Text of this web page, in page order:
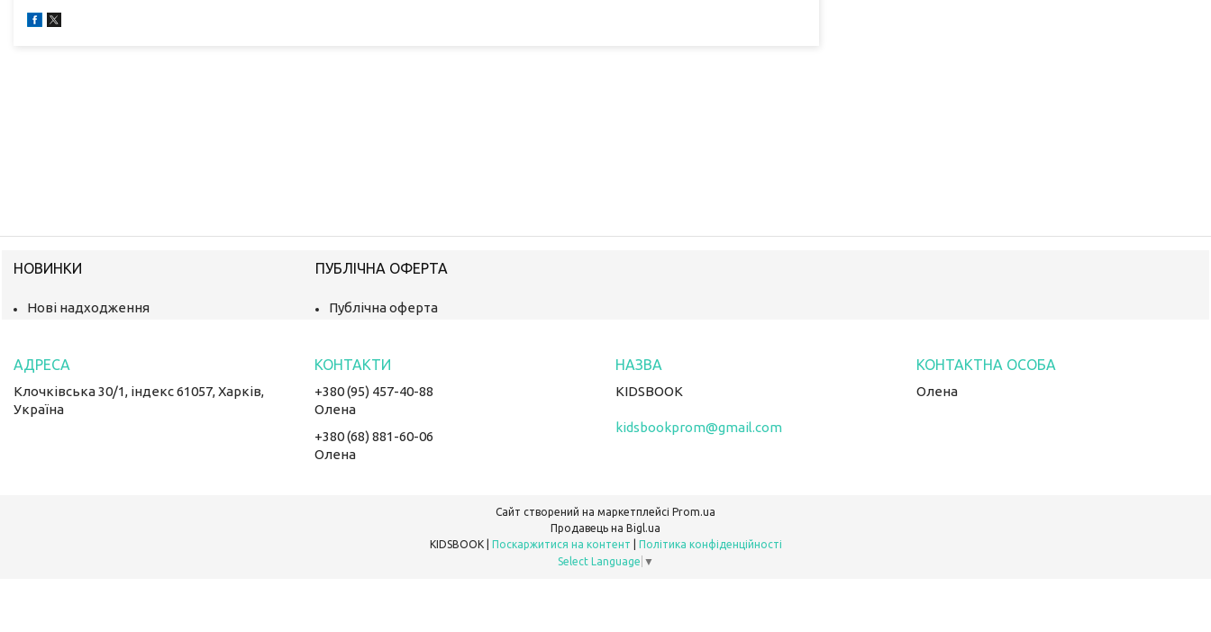
НОВИНКИ
Нові надходження
ПУБЛІЧНА ОФЕРТА
Публічна оферта
Клочківська 30/1, індекс 61057, Харків,
Україна
+380 (95) 457-40-88
Олена
+380 (68) 881-60-06
Олена
KIDSBOOK
kidsbookprom@gmail.com
Олена
Сайт створений на маркетплейсі Prom.ua
Продавець на Bigl.ua
Поскаржитися на контент
Політика конфіденційності
Select Language ▼